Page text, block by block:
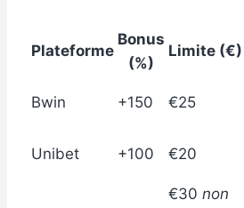
Plateforme
Bonus
(%)
Limite (€)
Bwin +150 €25
Unibet +100 €20
€30 non